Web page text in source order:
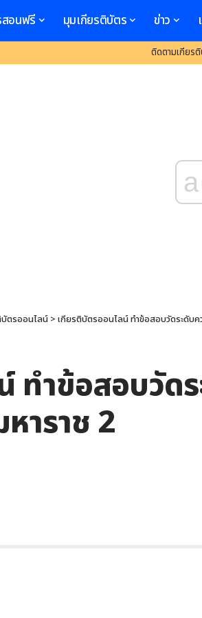
อนฟรี มุมเกียรติบัตร ข่าว
ติดตามเกียร
ตรออนไลน์> เกียรติบัตรออนไลน์ ทำข้อสอบวัดระดับค
ทำข้อสอบวัด
าราช 2